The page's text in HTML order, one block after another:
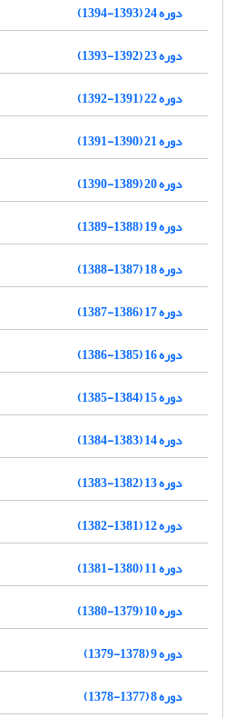
دوره 24 (1393-1394)
دوره 23 (1392-1393)
دوره 22 (1391-1392)
دوره 21 (1390-1391)
دوره 20 (1389-1390)
دوره 19 (1388-1389)
دوره 18 (1387-1388)
دوره 17 (1386-1387)
دوره 16 (1385-1386)
دوره 15 (1384-1385)
دوره 14 (1383-1384)
دوره 13 (1382-1383)
دوره 12 (1381-1382)
دوره 11 (1380-1381)
دوره 10 (1379-1380)
دوره 9 (1378-1379)
دوره 8 (1377-1378)